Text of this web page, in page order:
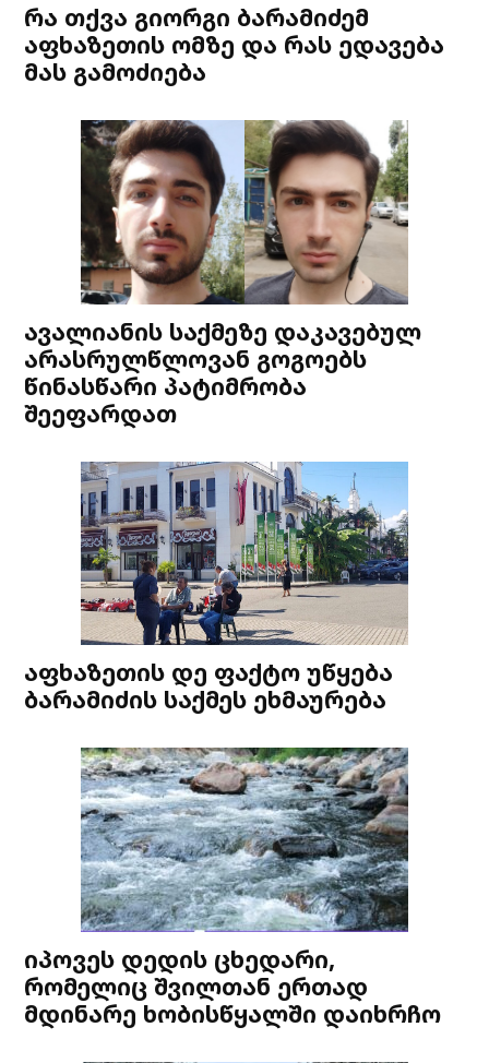
რა თქვა გიორგი ბარამიძემ
აფხაზეთის ომზე და რას ედავება
მას გამოძიება
ავალიანის საქმეზე დაკავებულ
არასრულწლოვან გოგოებს
წინასწარი პატიმრობა
შეეფარდათ
აფხაზეთის დე ფაქტო უწყება
ბარამიძის საქმეს ეხმაურება
იპოვეს დედის ცხედარი,
რომელიც შვილთან ერთად
მდინარე ხობისწყალში დაიხრჩო